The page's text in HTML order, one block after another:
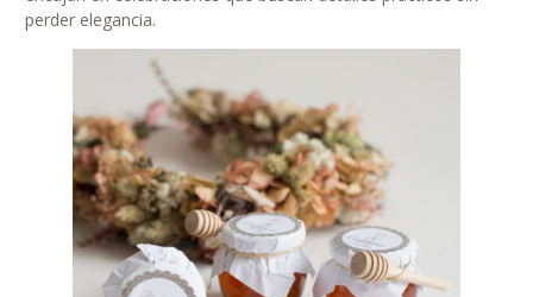
perder elegancia.